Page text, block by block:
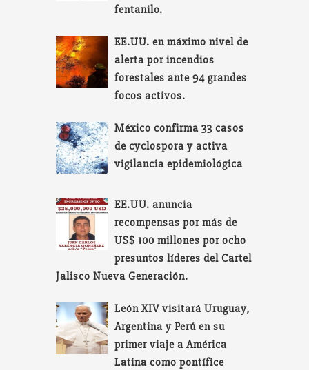
fentanilo.
EE.UU. en máximo nivel de
alerta por incendios
forestales ante 94 grandes
focos activos.
México confirma 33 casos
de cyclospora y activa
vigilancia epidemiológica
EE.UU. anuncia
recompensas por más de
US$ 100 millones por ocho
presuntos líderes del Cartel
Jalisco Nueva Generación.
León XIV visitará Uruguay,
Argentina y Perú en su
primer viaje a América
Latina como pontífice